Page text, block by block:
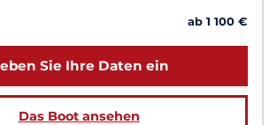
ab 1 100 €
Sie Ihre Daten ein
Das Boot ansehen